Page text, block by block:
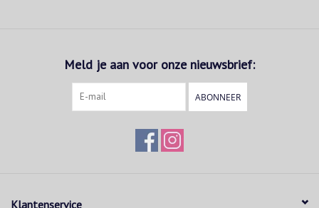
Meld je aan voor onze nieuwsbrief:
ABONNEER
Klantenservice